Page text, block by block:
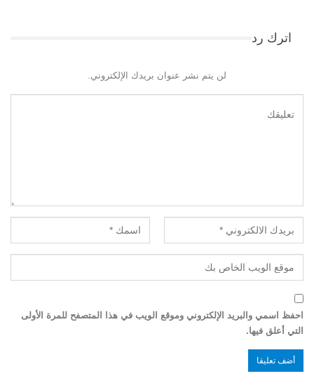
اترك رد
لن يتم نشر عنوان بريدك الإلكتروني.
احفظ اسمي والبريد الإلكتروني وموقع الويب في هذا المتصفح للمرة الأولى
التي أعلق فيها.